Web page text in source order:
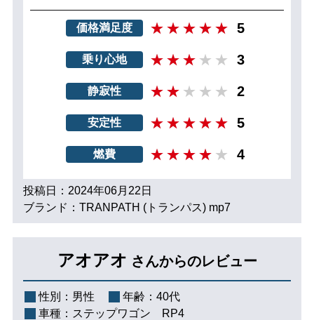
価格満足度 5
乗り心地 3
静寂性 2
安定性 5
燃費 4
投稿日：2024年06月22日
ブランド：TRANPATH (トランパス) mp7
アオアオ さんからのレビュー
性別： 男性 年齢： 40代
車種： ステップワゴン RP4